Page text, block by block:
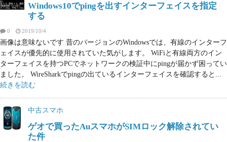
Windows10でpingを出すインターフェイスを指定
する
0 2019/10/4
画像は意味ないです 昔のバージョンのWindowsでは、有線のインターフ
ェイスが優先的に使用されていた気がします。 WiFiと有線両方のイン
ターフェイスを持つPCでネットワークの検証中にpingが届かず困ってい
ました。 WireSharkでpingの出ているインターフェイスを確認すると...
続きを読む
中古スマホ
ゲオで買ったAuスマホがSIMロック解除されてい
た件